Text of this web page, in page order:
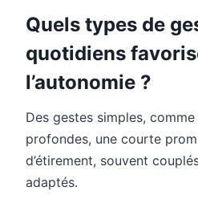
Quels types de
quotidiens
l’autonomie ?
Des gestes simples,
profondes, une courte
d’étirement, souvent
adaptés.